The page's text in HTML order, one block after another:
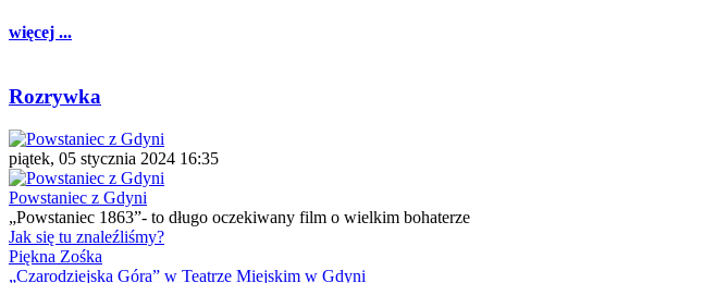
więcej ...
Rozrywka
piątek, 05 stycznia 2024 16:35
Powstaniec z Gdyni
„Powstaniec 1863”- to długo oczekiwany film o wielkim bohaterze
Jak się tu znaleźliśmy?
Piękna Zośka
„Czarodziejska Góra” w Teatrze Miejskim w Gdyni